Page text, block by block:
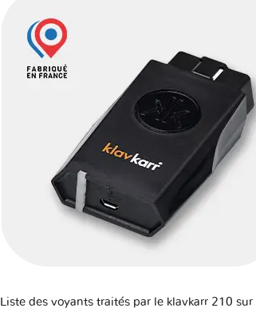
Liste des voyants traités par le klavkarr 210 sur